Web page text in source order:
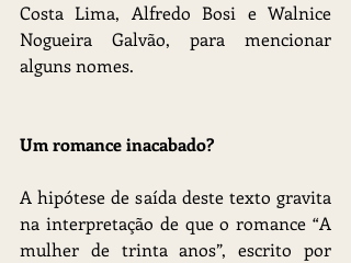
Costa Lima, Alfredo Bosi e Walnice
Nogueira Galvão, para mencionar
alguns nomes.
Um romance inacabado?
A hipótese de saída deste texto gravita
na interpretação de que o romance “A
mulher de trinta anos”, escrito por